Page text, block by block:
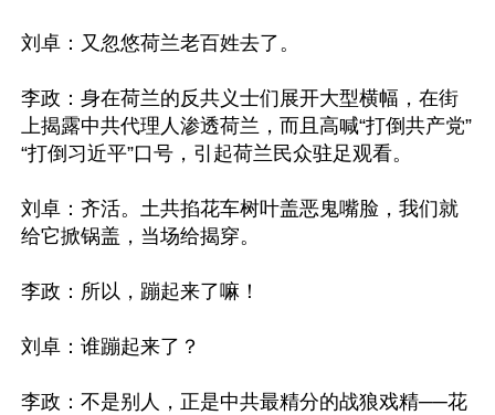
刘卓：又忽悠荷兰老百姓去了。
李政：身在荷兰的反共义士们展开大型横幅，在街
上揭露中共代理人渗透荷兰，而且高喊“打倒共产党”
“打倒习近平”口号，引起荷兰民众驻足观看。
刘卓：齐活。土共掐花车树叶盖恶鬼嘴脸，我们就
给它掀锅盖，当场给揭穿。
李政：所以，蹦起来了嘛！
刘卓：谁蹦起来了？
李政：不是别人，正是中共最精分的战狼戏精──花